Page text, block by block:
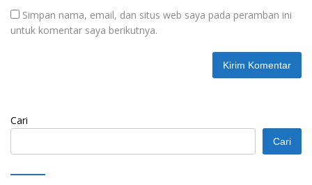
Simpan nama, email, dan situs web saya pada peramban ini
untuk komentar saya berikutnya.
Cari
Cari